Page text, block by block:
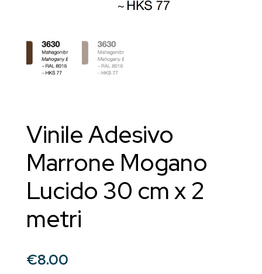
Vinile Adesivo
Marrone Mogano
Lucido 30 cm x 2
metri
€8.00